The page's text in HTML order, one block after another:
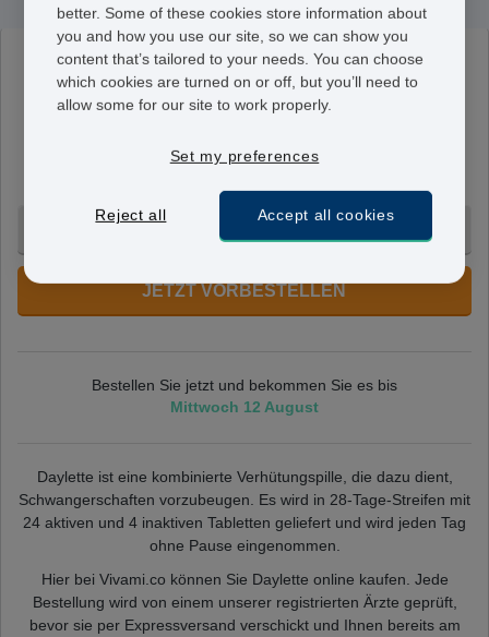
Daylette
0.02 mg/3 mg
Nehmen Sie Daylette so ein, wie es vom Arzt verordnet
JETZT VORBESTELLEN
Bestellen Sie jetzt und bekommen Sie es bis
Mittwoch 12 August
Daylette ist eine kombinierte Verhütungspille, die dazu dient,
Schwangerschaften vorzubeugen. Es wird in 28-Tage-Streifen mit
24 aktiven und 4 inaktiven Tabletten geliefert und wird jeden Tag
ohne Pause eingenommen.
Hier bei Vivami.co können Sie Daylette online kaufen. Jede
Bestellung wird von einem unserer registrierten Ärzte geprüft,
bevor sie per Expressversand verschickt und Ihnen bereits am
better. Some of these cookies store information about
you and how you use our site, so we can show you
content that’s tailored to your needs. You can choose
which cookies are turned on or off, but you’ll need to
allow some for our site to work properly.
Set my preferences
Reject all Accept all cookies